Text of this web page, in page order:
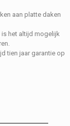
aan platte daken
het altijd mogelijk
tien jaar garantie op